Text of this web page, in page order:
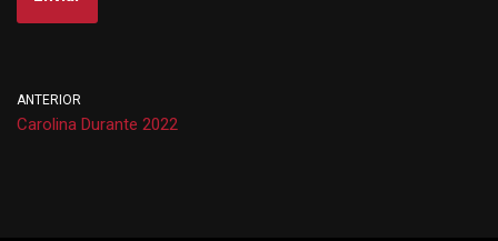
ANTERIOR
Carolina Durante 2022